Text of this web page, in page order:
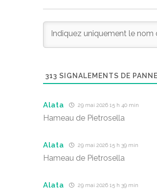
313 SIGNALEMENTS DE
Alata 29 mai 2026 15 h 40 min
Hameau de Pietrosella
Alata 29 mai 2026 15 h 39 min
Hameau de Pietrosella
Alata 29 mai 2026 15 h 39 min